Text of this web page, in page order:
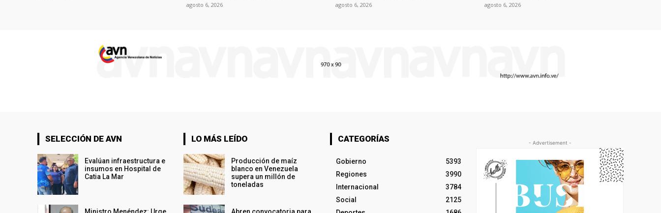
agosto 6, 2026 agosto 6, 2026 agosto 6, 2026
SELECCIÓN DE AVN
Evalúan infraestructura e
insumos en Hospital de
Catia La Mar
LO MÁS LEÍDO
Producción de maíz
blanco en Venezuela
supera un millón de
toneladas
CATEGORÍAS
Gobierno
5393
Regiones
3990
Internacional
3784
Social
2125
- Advertisement -